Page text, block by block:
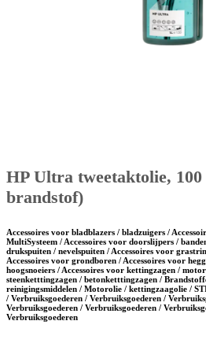
HP Ultra tweetaktolie,
brandstof)
Accessoires voor bladblazers / bladzuigers /
MultiSysteem / Accessoires voor doorslijpers /
drukspuiten / nevelspuiten / Accessoires voor
Accessoires voor grondboren / Accessoires voor
hoogsnoeiers / Accessoires voor kettingzagen /
steenketttingzagen / betonketttingzagen /
reinigingsmiddelen / Motorolie / kettingzaagolie /
/ Verbruiksgoederen / Verbruiksgoederen /
Verbruiksgoederen / Verbruiksgoederen /
Verbruiksgoederen